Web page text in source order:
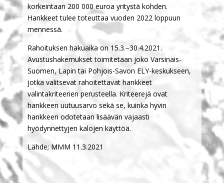
korkeintaan 200 000 euroa yritystä kohden.
Hankkeet tulee toteuttaa vuoden 2022 loppuun
mennessä.
Rahoituksen hakuaika on 15.3.−30.4.2021.
Avustushakemukset toimitetaan joko Varsinais-
Suomen, Lapin tai Pohjois-Savon ELY-keskukseen,
jotka valitsevat rahoitettavat hankkeet
valintakriteerien perusteella. Kriteerejä ovat
hankkeen uutuusarvo sekä se, kuinka hyvin
hankkeen odotetaan lisäävän vajaasti
hyödynnettyjen kalojen käyttöä.
Lähde; MMM 11.3.2021